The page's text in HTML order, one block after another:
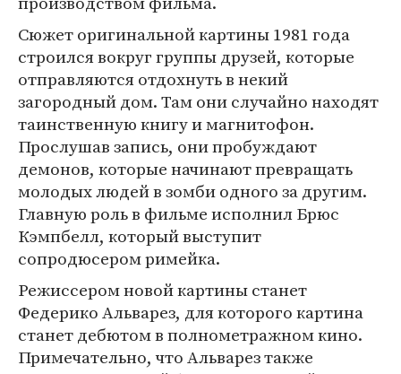
Сюжет оригинальной картины 1981 года
строился вокруг группы друзей, которые
отправляются отдохнуть в некий
загородный дом. Там они случайно находят
таинственную книгу и магнитофон.
Прослушав запись, они пробуждают
демонов, которые начинают превращать
молодых людей в зомби одного за другим.
Главную роль в фильме исполнил Брюс
Кэмпбелл, который выступит
сопродюсером римейка.
Режиссером новой картины станет
Федерико Альварез, для которого картина
станет дебютом в полнометражном кино.
Примечательно, что Альварез также